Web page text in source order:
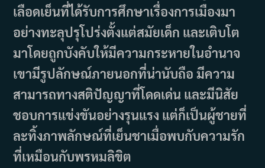
เลือดเย็นที่ได้รับการศึกษาเรื่องการเมืองมา
อย่างทะลุปรุโปร่งตั้งแต่สมัยเด็ก และเติบโต
มาโดยถูกบังคับให้มีความกระหายในอำนาจ
เขามีรูปลักษณ์ภายนอกที่น่านับถือ มีความ
สามารถทางสติปัญญาที่โดดเด่น และมีนิสัย
ชอบการแข่งขันอย่างรุนแรง แต่ก็เป็นผู้ชายที่
ละทิ้งภาพลักษณ์ที่เย็นชาเมื่อพบกับความรัก
ที่เหมือนกับพรหมลิขิต